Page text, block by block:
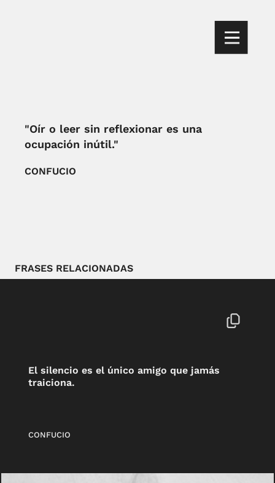
"Oír o leer sin reflexionar es una
ocupación inútil."
CONFUCIO
FRASES RELACIONADAS
El silencio es el único amigo que jamás
traiciona.
CONFUCIO